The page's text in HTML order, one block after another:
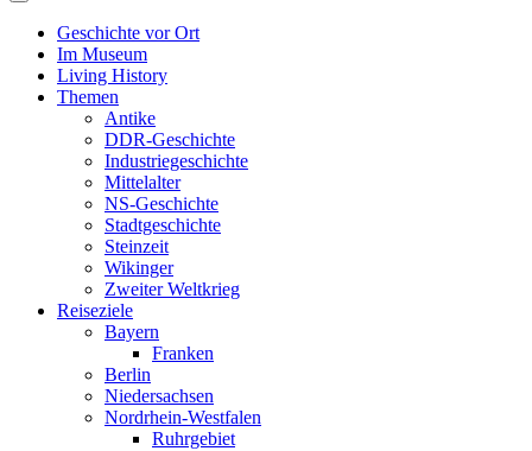
Geschichte vor Ort
Im Museum
Living History
Themen
Antike
DDR-Geschichte
Industriegeschichte
Mittelalter
NS-Geschichte
Stadtgeschichte
Steinzeit
Wikinger
Zweiter Weltkrieg
Reiseziele
Bayern
Franken
Berlin
Niedersachsen
Nordrhein-Westfalen
Ruhrgebiet